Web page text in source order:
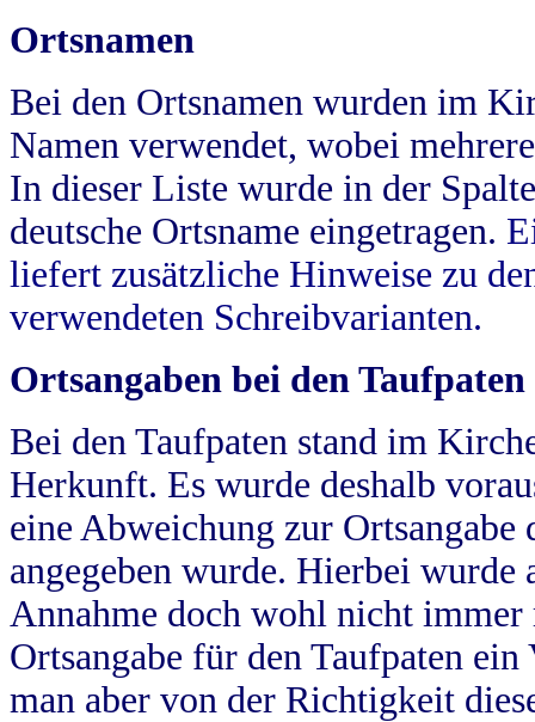
Ortsnamen
Bei den Ortsnamen wurden im
Namen verwendet, wobei
In dieser Liste wurde in der
deutsche Ortsname eingetragen.
liefert zusätzliche Hinweise zu
verwendeten Schreibvarianten.
Ortsangaben bei den Taufpaten
Bei den Taufpaten stand im
Herkunft. Es wurde deshalb
eine Abweichung zur
angegeben wurde. Hierbei wurde
Annahme doch wohl nicht
Ortsangabe für den Taufpaten
man aber von der Richtigkeit